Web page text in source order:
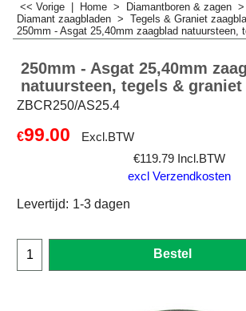
<< Vorige Home > Diamantboren & zagen >
Diamant zaagbladen > Tegels & Graniet
250mm - Asgat 25,40mm zaagblad natuursteen,
250mm - Asgat 25,40mm
natuursteen, tegels & graniet
ZBCR250/AS25.4
€99.00
Excl.BTW
€119.79 Incl.BTW
excl Verzendkosten
Levertijd: 1-3 dagen
Bestel